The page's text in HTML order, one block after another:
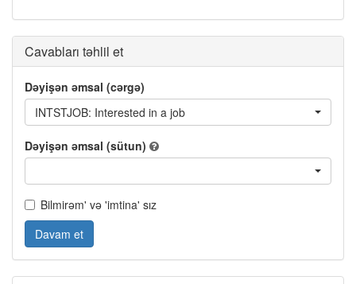
Cavabları təhlil et
Dəyişən əmsal (cərgə)
INTSTJOB: Interested in a job
Dəyişən əmsal (sütun)
Bilmirəm' və 'imtina' sız
Davam et